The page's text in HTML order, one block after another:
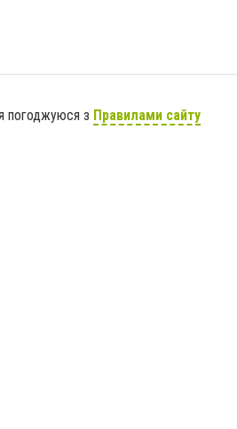
погоджуюся з Правилами сайту